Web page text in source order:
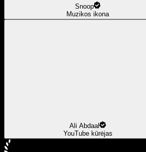
Snoop
Muzikos ikona
Ali Abdaal
YouTube kūrėjas